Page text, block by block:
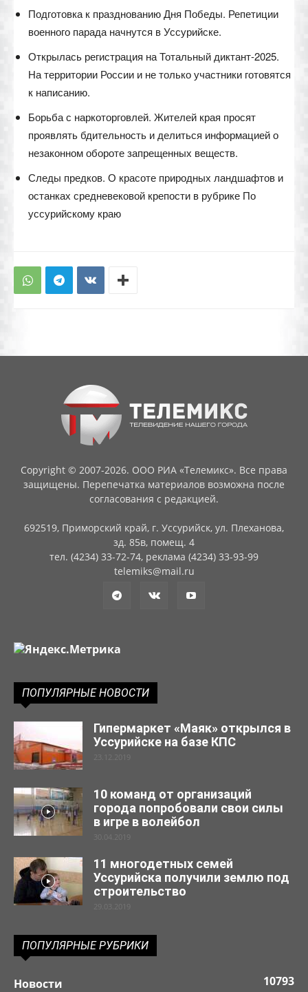
Подготовка к празднованию Дня Победы. Репетиции
военного парада начнутся в Уссурийске.
Открылась регистрация на Тотальный диктант-2025.
На территории России и не только участники готовятся
к написанию.
Борьба с наркоторговлей. Жителей края просят
проявлять бдительность и делиться информацией о
незаконном обороте запрещенных веществ.
Следы предков. О красоте природных ландшафтов и
останках средневековой крепости в рубрике По
уссурийскому краю
Copyright © 2007-2026. ООО РИА «Телемикс». Все права
защищены. Перепечатка материалов возможна после
согласования с редакцией.
692519, Приморский край, г. Уссурийск, ул. Плеханова,
зд. 85в, помещ. 4
тел. (4234) 33-72-74, реклама (4234) 33-93-99
telemiks@mail.ru
ПОПУЛЯРНЫЕ НОВОСТИ
Гипермаркет «Маяк» открылся в
Уссурийске на базе КПС
23.12.2019
10 команд от организаций
города попробовали свои силы
в игре в волейбол
30.04.2019
11 многодетных семей
Уссурийска получили землю под
строительство
29.03.2019
ПОПУЛЯРНЫЕ РУБРИКИ
Новости 10793